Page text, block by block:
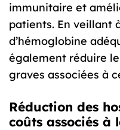
immunitaire et
patients. En veillant
d’hémoglobine
également réduire
graves associées à
Réduction des
coûts associés à